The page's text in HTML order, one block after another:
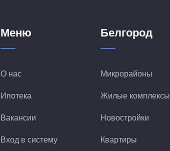
Меню
О нас
Ипотека
Вакансии
Вход в систему
Белгород
Микрорайоны
Жилые комплексы
Новостройки
Квартиры